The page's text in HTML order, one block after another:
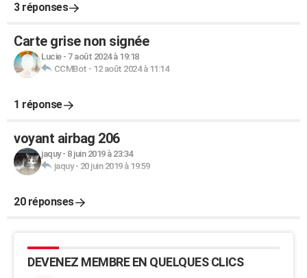
3 réponses
Carte grise non signée
Lucie- 7 août 2024 à 19:18
CCMBot - 12 août 2024 à 11:14
1 réponse
voyant airbag 206
jaquy- 8 juin 2019 à 23:34
jaquy- 20 juin 2019 à 19:59
20 réponses
DEVENEZ MEMBRE EN QUELQUES CLICS